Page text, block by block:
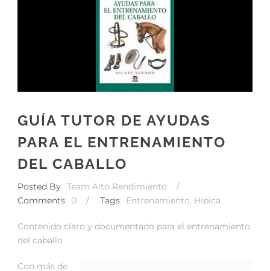
GUÍA TUTOR DE AYUDAS
PARA EL ENTRENAMIENTO
DEL CABALLO
Posted By Team Alto Rendimiento
/
Comments
0 / Tags Entrenamiento, Hípica
Contenido claro y documentado para el entrenamiento
del caballo
Con más de